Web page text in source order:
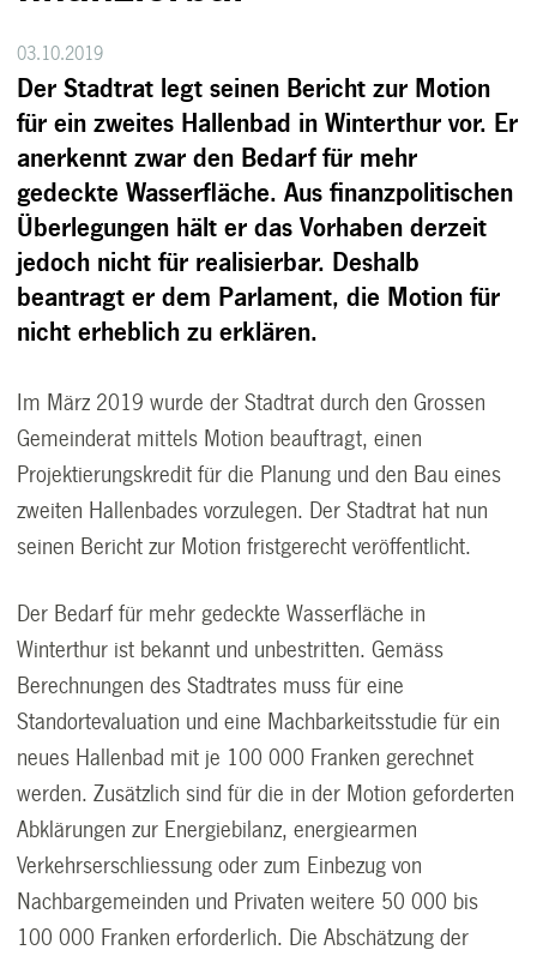
03.10.2019
Der Stadtrat legt seinen Bericht zur Motion
für ein zweites Hallenbad in Winterthur vor. Er
anerkennt zwar den Bedarf für mehr
gedeckte Wasserfläche. Aus finanzpolitischen
Überlegungen hält er das Vorhaben derzeit
jedoch nicht für realisierbar. Deshalb
beantragt er dem Parlament, die Motion für
nicht erheblich zu erklären.
Im März 2019 wurde der Stadtrat durch den Grossen
Gemeinderat mittels Motion beauftragt, einen
Projektierungskredit für die Planung und den Bau eines
zweiten Hallenbades vorzulegen. Der Stadtrat hat nun
seinen Bericht zur Motion fristgerecht veröffentlicht.
Der Bedarf für mehr gedeckte Wasserfläche in
Winterthur ist bekannt und unbestritten. Gemäss
Berechnungen des Stadtrates muss für eine
Standortevaluation und eine Machbarkeitsstudie für ein
neues Hallenbad mit je 100 000 Franken gerechnet
werden. Zusätzlich sind für die in der Motion geforderten
Abklärungen zur Energiebilanz, energiearmen
Verkehrserschliessung oder zum Einbezug von
Nachbargemeinden und Privaten weitere 50 000 bis
100 000 Franken erforderlich. Die Abschätzung der